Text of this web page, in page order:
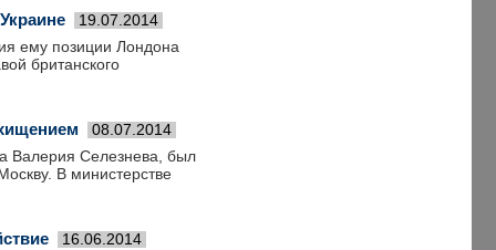
19.07.2014
ему позиции Лондона
британского
08.07.2014
Валерия Селезнева, был
В министерстве
16.06.2014